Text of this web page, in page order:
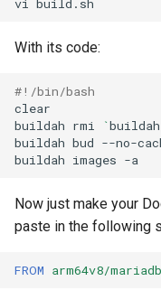
With its code:
#!/bin/bash
clear
buildah rmi `buildah
buildah bud --no-
buildah images
Now just make your
paste in the following
FROM arm64v8/mariadb